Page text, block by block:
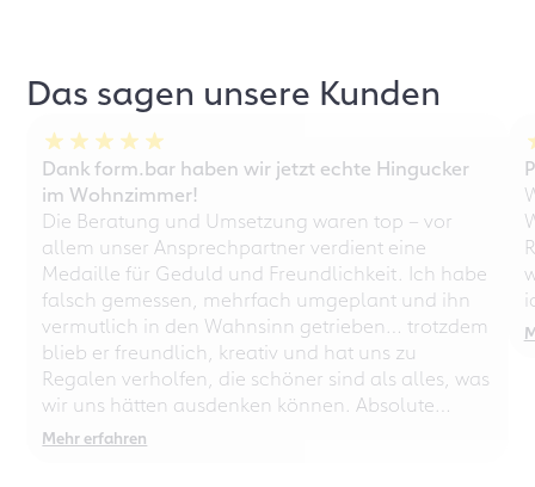
Das sagen unsere Kunden
Dank form.bar haben wir jetzt echte Hingucker
im Wohnzimmer!
Die Beratung und Umsetzung waren top – vor
allem unser Ansprechpartner verdient eine
Medaille für Geduld und Freundlichkeit. Ich habe
falsch gemessen, mehrfach umgeplant und ihn
vermutlich in den Wahnsinn getrieben… trotzdem
blieb er freundlich, kreativ und hat uns zu
Regalen verholfen, die schöner sind als alles, was
wir uns hätten ausdenken können. Absolute
Empfehlung – auch für chaotische
Mehr erfahren